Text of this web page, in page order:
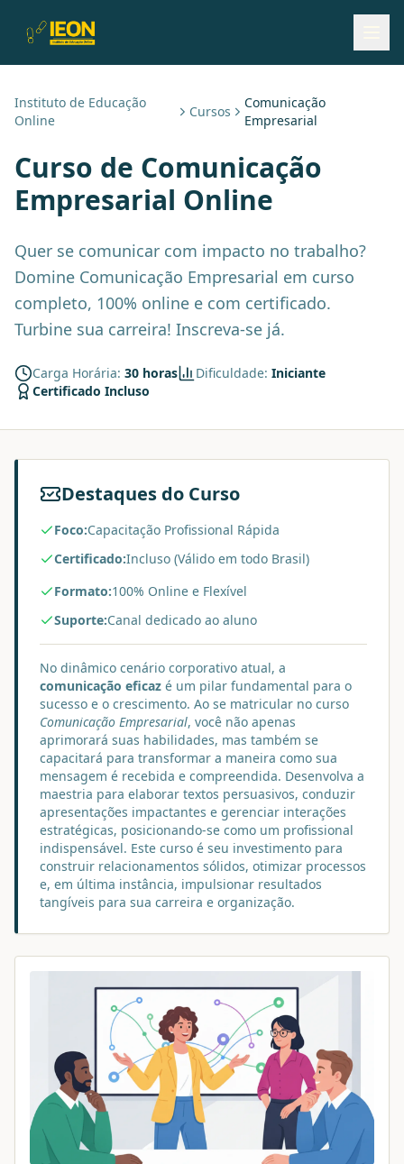
Instituto de Educação
Online
Cursos
Comunicação
Empresarial
Curso de Comunicação
Empresarial Online
Quer se comunicar com impacto no trabalho?
Domine Comunicação Empresarial em curso
completo, 100% online e com certificado.
Turbine sua carreira! Inscreva-se já.
Carga Horária: 30 horas Dificuldade: Iniciante
Certificado Incluso
Destaques do Curso
Foco:Capacitação Profissional Rápida
Certificado:Incluso (Válido em todo Brasil)
Formato:100% Online e Flexível
Suporte:Canal dedicado ao aluno
No dinâmico cenário corporativo atual, a
comunicação eficaz é um pilar fundamental para o
sucesso e o crescimento. Ao se matricular no curso
Comunicação Empresarial, você não apenas
aprimorará suas habilidades, mas também se
capacitará para transformar a maneira como sua
mensagem é recebida e compreendida. Desenvolva a
maestria para elaborar textos persuasivos, conduzir
apresentações impactantes e gerenciar interações
estratégicas, posicionando-se como um profissional
indispensável. Este curso é seu investimento para
construir relacionamentos sólidos, otimizar processos
e, em última instância, impulsionar resultados
tangíveis para sua carreira e organização.